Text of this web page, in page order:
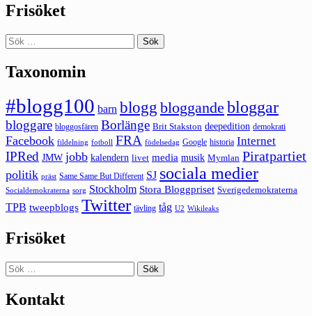
Frisöket
Sök
efter:
Taxonomin
#blogg100 barn blogg bloggande bloggar
bloggare bloggosfären Borlänge Brit Stakston deepedition demokrati
Facebook fildelning fotboll FRA födelsedag Google historia Internet
IPRed JMW jobb kalendern livet media musik Mymlan Piratpartiet
politik präst Same Same But Different SJ sociala medier
Socialdemokraterna sorg Stockholm Stora Bloggpriset Sverigedemokraterna
TPB tweepblogs Twitter tävling tåg U2 Wikileaks
Frisöket
Sök
efter:
Kontakt